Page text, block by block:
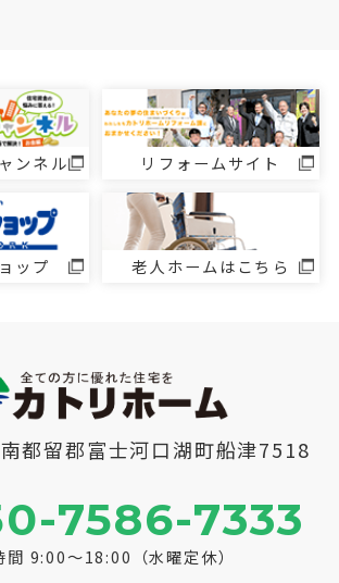
ンネル リフォームサイト
ップ 老人ホームはこちら
都留郡富士河口湖町船津7518
7586-7333
間 9:00～18:00（水曜定休）